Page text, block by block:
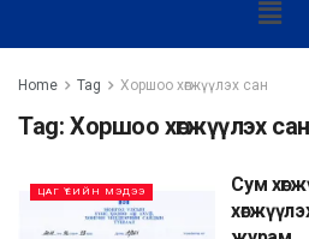
Home Tag Хоршоо хөгжүүлэх сан
Tag: Хоршоо хөгжүүлэх сан
ЦАГ ҮЕИЙН МЭДЭЭ
Сум